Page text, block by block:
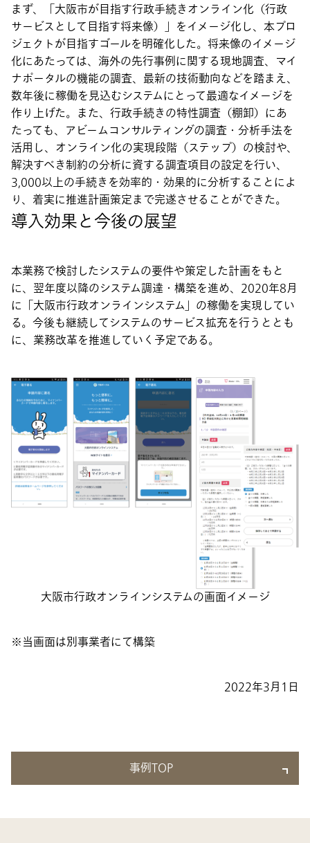
まず、「大阪市が目指す行政手続きオンライン化（行政
サービスとして目指す将来像）」をイメージ化し、本プロ
ジェクトが目指すゴールを明確化した。将来像のイメージ
化にあたっては、海外の先行事例に関する現地調査、マイ
ナポータルの機能の調査、最新の技術動向などを踏まえ、
数年後に稼働を見込むシステムにとって最適なイメージを
作り上げた。また、行政手続きの特性調査（棚卸）にあ
たっても、アビームコンサルティングの調査・分析手法を
活用し、オンライン化の実現段階（ステップ）の検討や、
解決すべき制約の分析に資する調査項目の設定を行い、
3,000以上の手続きを効率的・効果的に分析することによ
り、着実に推進計画策定まで完遂させることができた。
導入効果と今後の展望
本業務で検討したシステムの要件や策定した計画をもと
に、翌年度以降のシステム調達・構築を進め、2020年8月
に「大阪市行政オンラインシステム」の稼働を実現してい
る。今後も継続してシステムのサービス拡充を行うととも
に、業務改革を推進していく予定である。
大阪市行政オンラインシステムの画面イメージ
当画面は別事業者にて構築
2022年3月1日
事例TOP